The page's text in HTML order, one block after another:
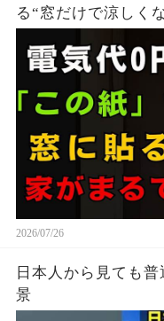
る“窓だけで涼しくなる方法” #電
2026/07/26
日本人から見ても
景